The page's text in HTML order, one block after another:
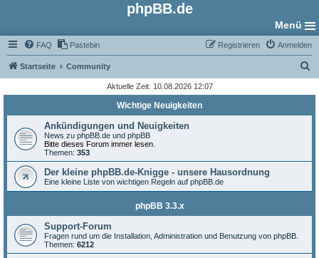
phpBB.de
Menü
FAQ Pastebin Anmelden
Registrieren
Startseite Community
h
Aktuelle Zeit: 10.08.2026 12:07
Wichtige Neuigkeiten
Ankündigungen und Neuigkeiten
News zu phpBB.de und phpBB
Bitte dieses Forum immer lesen.
Themen: 353
Der kleine phpBB.de-Knigge - unsere Hausordnung
Eine kleine Liste von wichtigen Regeln auf phpBB.de
phpBB 3.3.x
Support-Forum
Fragen rund um die Installation, Administration und Benutzung von phpBB.
Themen: 6212